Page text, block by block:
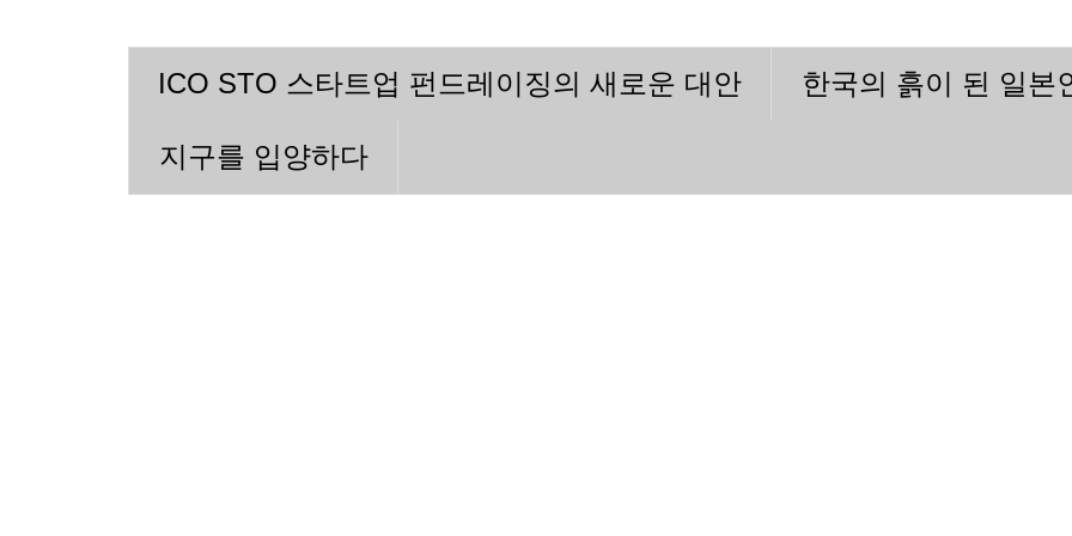
ICO STO 스타트업 펀드레이징의 새로운 대안 한국의 흙이 된 일본
지구를 입양하다